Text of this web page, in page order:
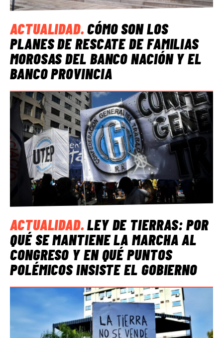
ACTUALIDAD.CÓMO SON LOS
PLANES DE RESCATE DE FAMILIAS
MOROSAS DEL BANCO NACIÓN Y EL
BANCO PROVINCIA
ACTUALIDAD.LEY DE TIERRAS: POR
QUÉ SE MANTIENE LA MARCHA AL
CONGRESO Y EN QUÉ PUNTOS
POLÉMICOS INSISTE EL GOBIERNO